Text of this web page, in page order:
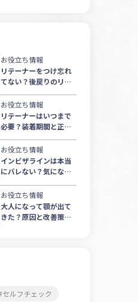
お役立ち情報
リテーナーをつけ忘れ
てない？後戻りのリス
お役立ち情報
リテーナーはいつまで
必要？装着期間と正し
お役立ち情報
インビザラインは本当
にバレない？気になる
お役立ち情報
大人になって顎が出て
きた？原因と改善策を
セルフチェック